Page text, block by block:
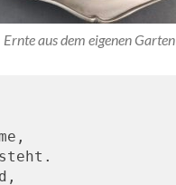
Ernte aus dem eigenen Garten